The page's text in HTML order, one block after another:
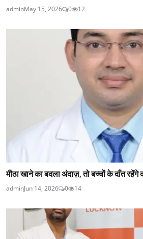
adminMay 15, 2026 0 12
मीठा खाने का बदला अंदाज़, तो बच्चों के दाँत
adminJun 14, 2026 0 14